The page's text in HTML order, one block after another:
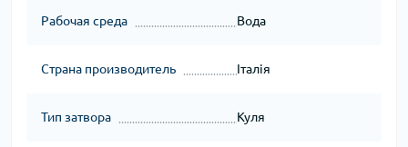
Рабочая среда Вода
Страна производитель Італія
Тип затвора Куля